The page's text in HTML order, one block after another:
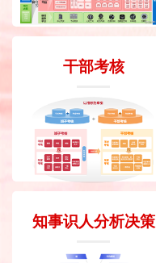
干部考核
知事识人分析决策